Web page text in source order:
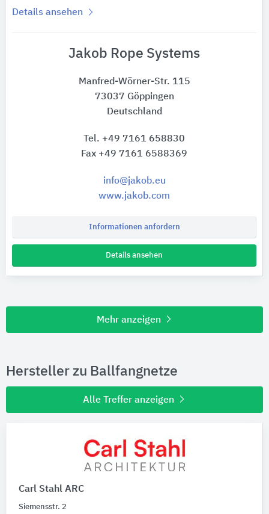
Details ansehen
Jakob Rope Systems
Manfred-Wörner-Str. 115
73037 Göppingen
Deutschland
Tel. +49 7161 658830
Fax +49 7161 6588369
info@jakob.eu
www.jakob.com
Informationen anfordern
Details ansehen
Mehr anzeigen
Hersteller zu Ballfangnetze
Alle Treffer anzeigen
Carl Stahl ARC
Siemensstr. 2